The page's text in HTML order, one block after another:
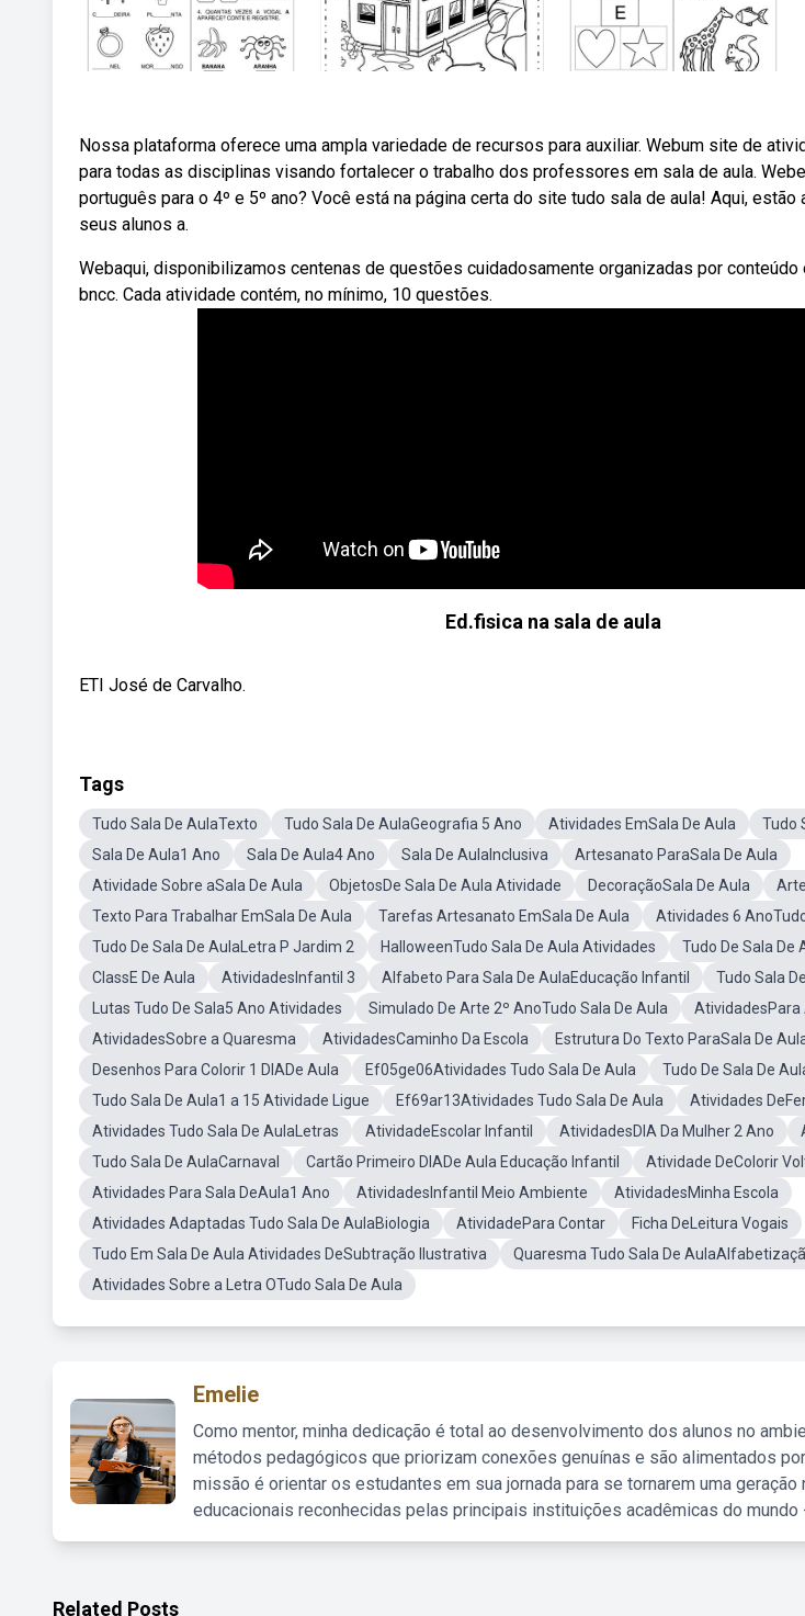
Nossa plataforma oferece uma ampla variedade de recursos para auxiliar. Webum site de
para todas as disciplinas visando fortalecer o trabalho dos professores em sala de aula.
português para o 4º e 5º ano? Você está na página certa do site tudo sala de aula! Aqui,
seus alunos a.
Webaqui, disponibilizamos centenas de questões cuidadosamente organizadas por
bncc. Cada atividade contém, no mínimo, 10 questões.
Ed.fisica na sala de aula
ETI José de Carvalho.
Tags
Tudo Sala De AulaTexto Tudo Sala De AulaGeografia 5 Ano Atividades EmSala De Aula
Tudo
Sala De Aula1 Ano
Sala De Aula4 Ano Sala De AulaInclusiva
Artesanato ParaSala De Aula
Atividade Sobre aSala De Aula
ObjetosDe Sala De Aula Atividade DecoraçãoSala De Aula
Texto Para Trabalhar EmSala De Aula
Tarefas Artesanato EmSala De Aula
Atividades 6
Tudo De Sala De AulaLetra P Jardim 2
HalloweenTudo Sala De Aula Atividades
Tudo De Sala De
ClassE De Aula
AtividadesInfantil 3 Alfabeto Para Sala De AulaEducação Infantil
Tudo Sala
Lutas Tudo De Sala5 Ano Atividades
Simulado De Arte 2º AnoTudo Sala De Aula
AtividadesPara
AtividadesSobre a Quaresma
AtividadesCaminho Da Escola
Estrutura Do Texto ParaSala De
Desenhos Para Colorir 1 DIADe Aula
Ef05ge06Atividades Tudo Sala De Aula
Tudo De Sala De
Tudo Sala De Aula1 a 15 Atividade Ligue
Ef69ar13Atividades Tudo Sala De Aula
Atividades
Atividades Tudo Sala De AulaLetras
AtividadeEscolar Infantil AtividadesDIA Da Mulher 2 Ano
Tudo Sala De AulaCarnaval
Cartão Primeiro DIADe Aula Educação Infantil
Atividade DeColorir
Atividades Para Sala DeAula1 Ano
AtividadesInfantil Meio Ambiente
AtividadesMinha Escola
Atividades Adaptadas Tudo Sala De AulaBiologia
AtividadePara Contar
Ficha DeLeitura Vogais
Tudo Em Sala De Aula Atividades DeSubtração Ilustrativa
Quaresma Tudo Sala De
Atividades Sobre a Letra OTudo Sala De Aula
Emelie
Como mentor, minha dedicação é total ao desenvolvimento dos alunos no
métodos pedagógicos que priorizam conexões genuínas e são alimentados
missão é orientar os estudantes em sua jornada para se tornarem uma
educacionais reconhecidas pelas principais instituições acadêmicas do mundo
Related Posts